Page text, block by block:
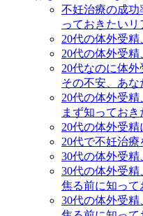
不妊治療の成功
っておきたい
20代の体外受
20代の体外受
20代なのに体
その不安、あ
20代の体外受
まず知ってお
20代の体外受精
20代で不妊治療
30代の体外受精
30代の体外受精
焦る前に知って
30代の体外受精